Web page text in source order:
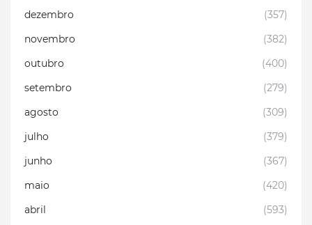
dezembro
(357)
novembro
(382)
outubro
(400)
setembro
(279)
agosto
(309)
julho
(379)
junho
(367)
maio
(420)
abril
(593)